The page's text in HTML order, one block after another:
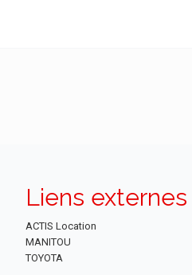
Liens externes
ACTIS Location
MANITOU
TOYOTA